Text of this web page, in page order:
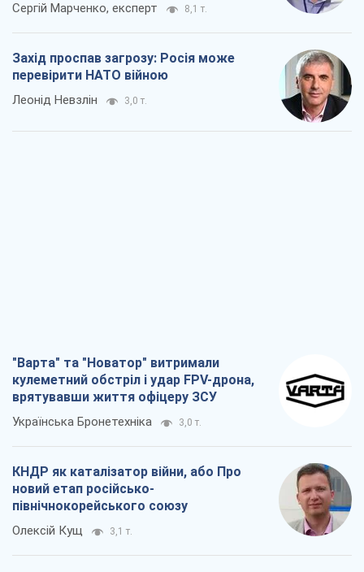
Сергій Марченко, експерт 8,1 т.
Захід проспав загрозу: Росія може
перевірити НАТО війною
Леонід Невзлін 3,0 т.
"Варта" та "Новатор" витримали
кулеметний обстріл і удар FPV-дрона,
врятувавши життя офіцеру ЗСУ
Українська Бронетехніка 3,0 т.
КНДР як каталізатор війни, або Про
новий етап російсько-
північнокорейського союзу
Олексій Кущ 3,1 т.